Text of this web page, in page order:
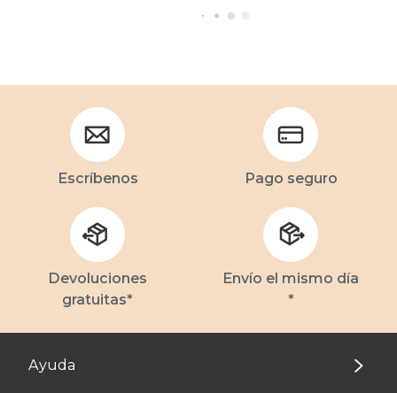
Escríbenos Pago seguro
Devoluciones
gratuitas*
Envío el mismo día
*
Ayuda